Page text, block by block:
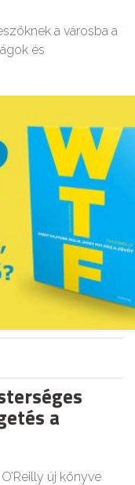
a városba a
és
a
új könyve